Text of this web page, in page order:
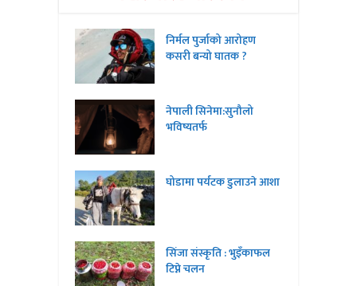
निर्मल पुर्जाको आरोहण
कसरी बन्यो घातक ?
नेपाली सिनेमा:सुनौलो
भविष्यतर्फ
घोडामा पर्यटक डुलाउने आशा
सिंजा संस्कृति : भुइँकाफल
टिप्ने चलन